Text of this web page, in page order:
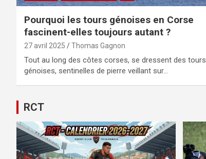
Pourquoi les tours génoises en Corse
fascinent-elles toujours autant ?
27 avril 2025 Thomas Gagnon
Tout au long des côtes corses, se dressent des tours
génoises, sentinelles de pierre veillant sur…
RCT